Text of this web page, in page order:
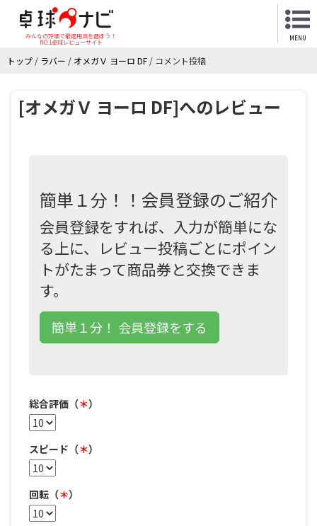
みんなの評価で最適用具を選ぼう！
NO.1卓球レビューサイト
MENU
トップ / ラバー / オメガＶ ヨーロ DF / コメント投稿
[オメガＶ ヨーロ DF]へのレビュー
簡単１分！！会員登録のご紹介
会員登録をすれば、入力が簡単にな
る上に、レビュー投稿ごとにポイン
トがたまって商品券と交換できま
す。
簡単１分！ 会員登録をする
総合評価（＊）
スピード（＊）
回転（＊）